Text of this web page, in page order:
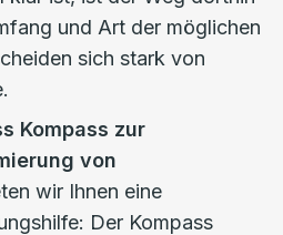
und Art der möglichen
sich stark von
Kompass zur
von
wir Ihnen eine
Der Kompass